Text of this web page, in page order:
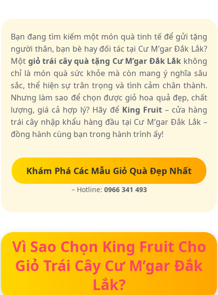
Bạn đang tìm kiếm một món quà tinh tế để gửi tặng
người thân, bạn bè hay đối tác tại Cư M’gar Đắk Lắk?
Một giỏ trái cây quà tặng Cư M’gar Đắk Lắk không
chỉ là món quà sức khỏe mà còn mang ý nghĩa sâu
sắc, thể hiện sự trân trọng và tình cảm chân thành.
Nhưng làm sao để chọn được giỏ hoa quả đẹp, chất
lượng, giá cả hợp lý? Hãy để King Fruit– cửa hàng
trái cây nhập khẩu hàng đầu tại Cư M’gar Đắk Lắk –
đồng hành cùng bạn trong hành trình ấy!
Khám Phá Các Mẫu Giỏ Quà Đẹp Nhất
– Hotline: 0966 341 493
Vì Sao Chọn King Fruit Cho
Giỏ Trái Cây Cư M’gar Đắk
Lắk?